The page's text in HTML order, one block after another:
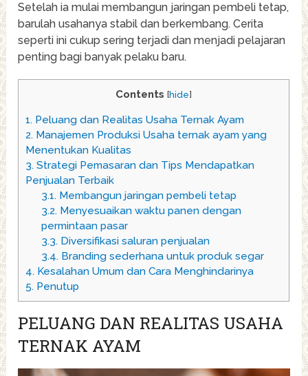
Setelah ia mulai membangun jaringan pembeli tetap,
barulah usahanya stabil dan berkembang. Cerita
seperti ini cukup sering terjadi dan menjadi pelajaran
penting bagi banyak pelaku baru.
Contents [hide]
1. Peluang dan Realitas Usaha Ternak Ayam
2. Manajemen Produksi Usaha ternak ayam yang
Menentukan Kualitas
3. Strategi Pemasaran dan Tips Mendapatkan
Penjualan Terbaik
3.1.Membangun jaringan pembeli tetap
3.2.Menyesuaikan waktu panen dengan
permintaan pasar
3.3.Diversifikasi saluran penjualan
3.4.Branding sederhana untuk produk segar
4. Kesalahan Umum dan Cara Menghindarinya
5. Penutup
PELUANG DAN REALITAS USAHA
TERNAK AYAM